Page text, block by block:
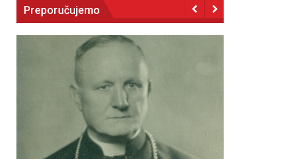
Preporučujemo